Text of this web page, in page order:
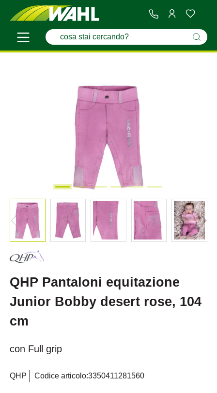
QHP Pantaloni equitazione
Junior Bobby desert rose, 104
cm
con Full grip
QHP Codice articolo:3350411281560